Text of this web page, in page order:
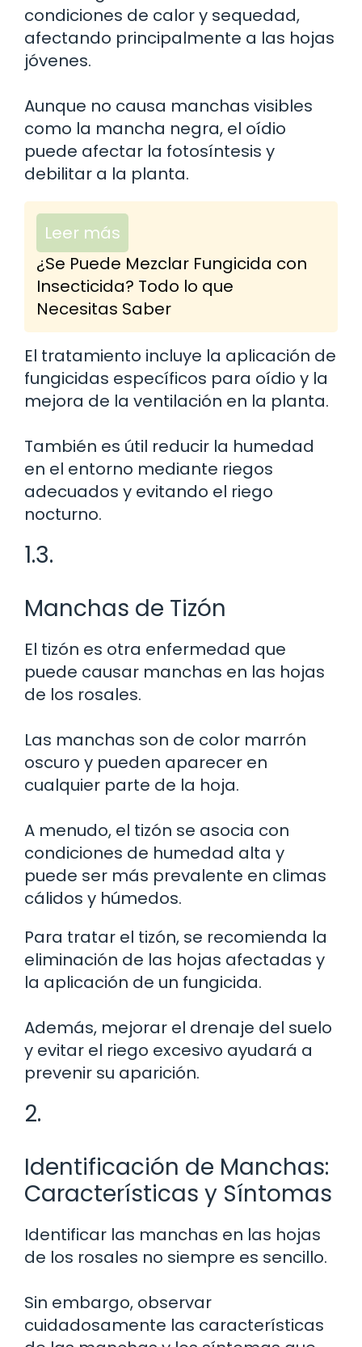
condiciones de calor y sequedad,
afectando principalmente a las hojas
jóvenes.
Aunque no causa manchas visibles
como la mancha negra, el oídio
puede afectar la fotosíntesis y
debilitar a la planta.
Leer más
¿Se Puede Mezclar Fungicida con
Insecticida? Todo lo que
Necesitas Saber
El tratamiento incluye la aplicación de
fungicidas específicos para oídio y la
mejora de la ventilación en la planta.
También es útil reducir la humedad
en el entorno mediante riegos
adecuados y evitando el riego
nocturno.
1.3.
Manchas de Tizón
El tizón es otra enfermedad que
puede causar manchas en las hojas
de los rosales.
Las manchas son de color marrón
oscuro y pueden aparecer en
cualquier parte de la hoja.
A menudo, el tizón se asocia con
condiciones de humedad alta y
puede ser más prevalente en climas
cálidos y húmedos.
Para tratar el tizón, se recomienda la
eliminación de las hojas afectadas y
la aplicación de un fungicida.
Además, mejorar el drenaje del suelo
y evitar el riego excesivo ayudará a
prevenir su aparición.
2.
Identificación de Manchas:
Características y Síntomas
Identificar las manchas en las hojas
de los rosales no siempre es sencillo.
Sin embargo, observar
cuidadosamente las características